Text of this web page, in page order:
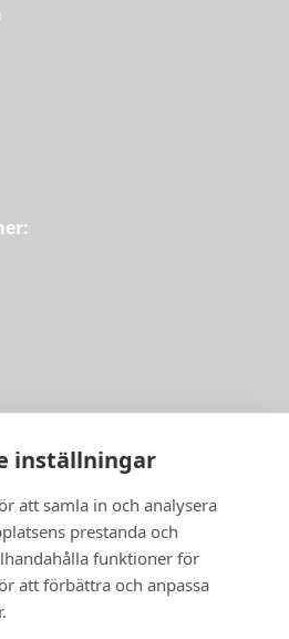
inställningar
att samla in och analysera
prestanda och
funktioner för
att förbättra och anpassa
bästa
i mejlen
1210 60 40.